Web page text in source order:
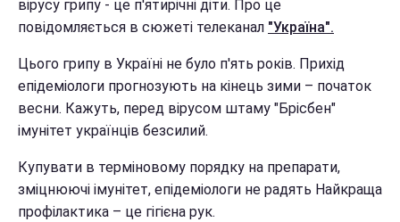
вірусу грипу - це п'ятирічні діти. Про це
повідомляється в сюжеті телеканал "Україна".
Цього грипу в Україні не було п'ять років. Прихід
епідеміологи прогнозують на кінець зими – початок
весни. Кажуть, перед вірусом штаму "Брісбен"
імунітет українців безсилий.
Купувати в терміновому порядку на препарати,
зміцнюючі імунітет, епідеміологи не радять Найкраща
профілактика – це гігієна рук.